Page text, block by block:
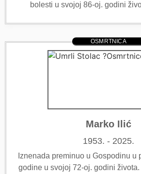
bolesti u svojoj 86-oj. godini
OSMRTNICA
Marko Ilić
1953. - 2025.
Iznenada preminuo u Gospodinu u
godine u svojoj 72-oj. godini